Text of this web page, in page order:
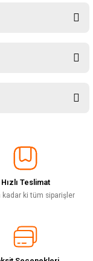
ve diğer konularda
tarafımıza
Hızlı Teslimat
kadar ki tüm siparişler